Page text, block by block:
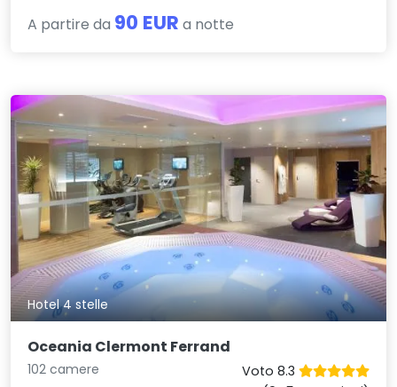
A partire da 90 EUR a notte
Hotel 4 stelle
Oceania Clermont Ferrand
102 camere
Voto 8.3